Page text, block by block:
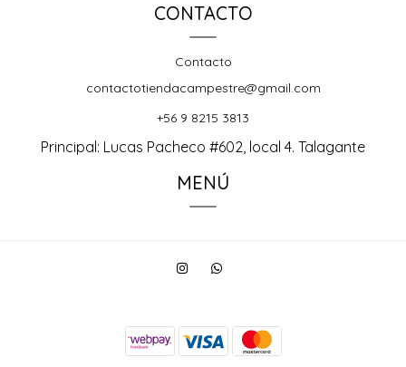
CONTACTO
Contacto
contactotiendacampestre@gmail.com
+56 9 8215 3813
Principal: Lucas Pacheco #602, local 4. Talagante
MENÚ